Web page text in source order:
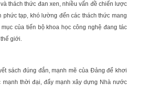
thách thức đan xen, nhiều vấn đề chiến lược
tạp, khó lường đến các thách thức mang
của tiến bộ khoa học công nghệ đang tác
giới.
sách đúng đắn, mạnh mẽ của Đảng để khơi
thời đại, đẩy mạnh xây dựng Nhà nước